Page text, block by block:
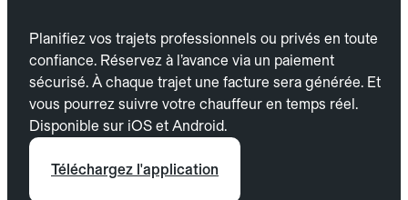
Planifiez vos trajets professionnels ou privés en toute
confiance. Réservez à l’avance via un paiement
sécurisé. À chaque trajet une facture sera générée. Et
vous pourrez suivre votre chauffeur en temps réel.
Disponible sur iOS et Android.
Téléchargez l'application